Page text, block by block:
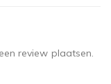
review plaatsen.